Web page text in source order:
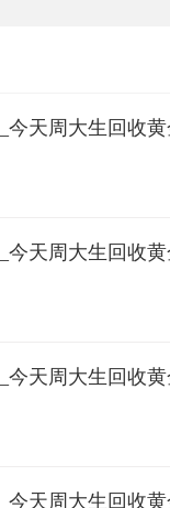
天周大生回收
天周大生回收
天周大生回收
天周大生回收